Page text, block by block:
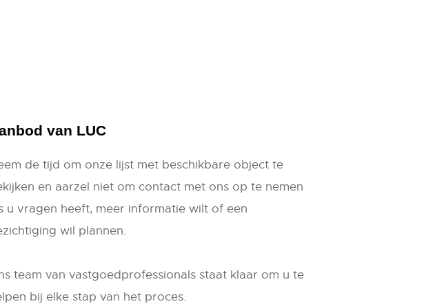
van LUC
de tijd om onze lijst met beschikbare object te
en aarzel niet om contact met ons op te nemen
u vragen heeft, meer informatie wilt of een
wil plannen.
team van vastgoedprofessionals staat klaar om u te
bij elke stap van het proces.